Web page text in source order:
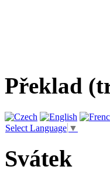
Překlad
Select Language ▼
Svátek